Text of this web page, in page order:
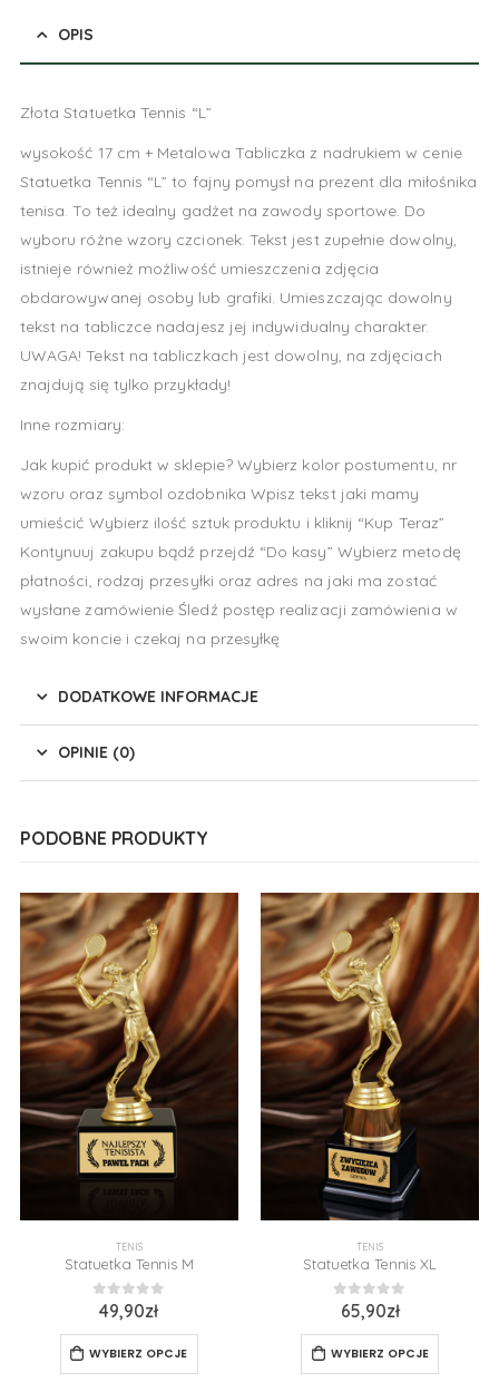
OPIS
Złota Statuetka Tennis “L”
wysokość 17 cm + Metalowa Tabliczka z nadrukiem w cenie
Statuetka Tennis “L” to fajny pomysł na prezent dla miłośnika
tenisa. To też idealny gadżet na zawody sportowe. Do
wyboru różne wzory czcionek. Tekst jest zupełnie dowolny,
istnieje również możliwość umieszczenia zdjęcia
obdarowywanej osoby lub grafiki. Umieszczając dowolny
tekst na tabliczce nadajesz jej indywidualny charakter.
UWAGA! Tekst na tabliczkach jest dowolny, na zdjęciach
znajdują się tylko przykłady!
Inne rozmiary:
Jak kupić produkt w sklepie? Wybierz kolor postumentu, nr
wzoru oraz symbol ozdobnika Wpisz tekst jaki mamy
umieścić Wybierz ilość sztuk produktu i kliknij “Kup Teraz”
Kontynuuj zakupu bądź przejdź “Do kasy” Wybierz metodę
płatności, rodzaj przesyłki oraz adres na jaki ma zostać
wysłane zamówienie Śledź postęp realizacji zamówienia w
swoim koncie i czekaj na przesyłkę
DODATKOWE INFORMACJE
OPINIE (0)
PODOBNE PRODUKTY
TENIS
Statuetka Tennis M
z 5
49,90zł
WYBIERZ OPCJE
TENIS
Statuetka Tennis XL
z 5
65,90zł
WYBIERZ OPCJE